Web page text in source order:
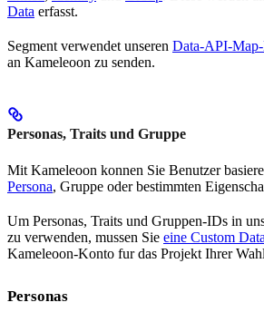
Data erfasst.
Segment verwendet unseren Data-API-
an Kameleoon zu senden.
Personas, Traits und Gruppe
Mit Kameleoon konnen Sie Benutzer
Persona, Gruppe oder bestimmten
Um Personas, Traits und Gruppen-IDs in
zu verwenden, mussen Sie eine Custom
Kameleoon-Konto fur das Projekt Ihrer
Personas